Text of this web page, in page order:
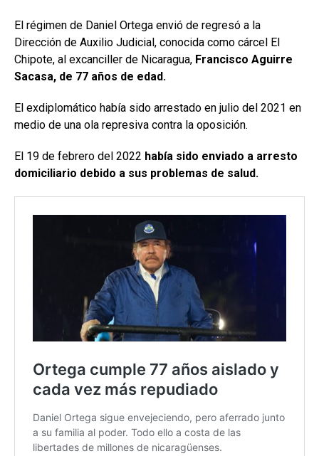
El régimen de Daniel Ortega envió de regresó a la
Dirección de Auxilio Judicial, conocida como cárcel El
Chipote, al excanciller de Nicaragua, Francisco Aguirre
Sacasa, de 77 años de edad.
El exdiplomático había sido arrestado en julio del 2021 en
medio de una ola represiva contra la oposición.
El 19 de febrero del 2022 había sido enviado a arresto
domiciliario debido a sus problemas de salud.